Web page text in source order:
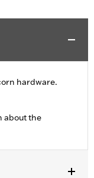
hardware.
about the